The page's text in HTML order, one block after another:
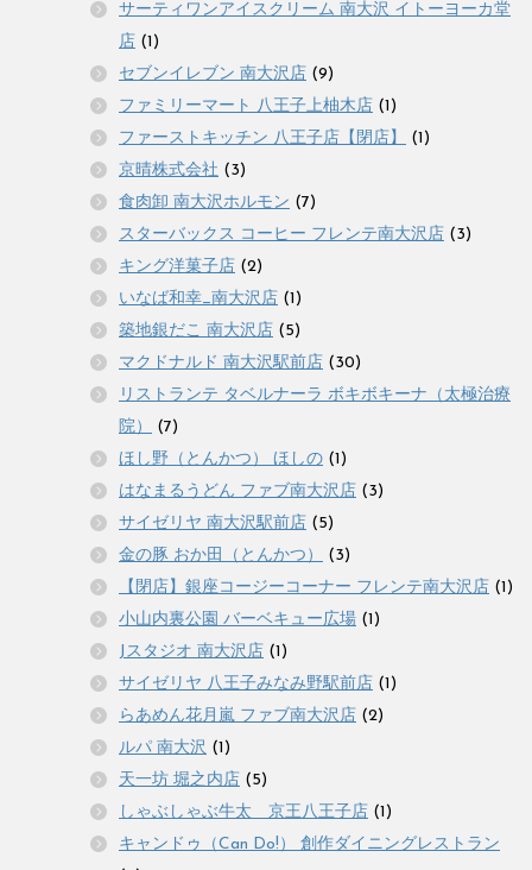
サーティワンアイスクリーム 南大沢 イトーヨーカ堂
店 (1)
セブンイレブン 南大沢店 (9)
ファミリーマート 八王子上柚木店 (1)
ファーストキッチン 八王子店【閉店】
(1)
京晴株式会社 (3)
食肉卸 南大沢ホルモン (7)
スターバックス コーヒー フレンテ南大沢店 (3)
キング洋菓子店 (2)
いなば和幸_南大沢店 (1)
築地銀だこ 南大沢店 (5)
マクドナルド 南大沢駅前店 (30)
リストランテ タベルナーラ ボキボキーナ（太極治療
院）
(7)
ほし野（とんかつ） ほしの (1)
はなまるうどん ファブ南大沢店 (3)
サイゼリヤ 南大沢駅前店 (5)
金の豚 おか田（とんかつ）
(3)
【閉店】銀座コージーコーナー フレンテ南大沢店 (1)
小山内裏公園 バーベキュー広場 (1)
Jスタジオ 南大沢店 (1)
サイゼリヤ 八王子みなみ野駅前店 (1)
らあめん花月嵐 ファブ南大沢店 (2)
ルパ 南大沢 (1)
天一坊 堀之内店 (5)
しゃぶしゃぶ牛太 京王八王子店 (1)
キャンドゥ（Can Do!） 創作ダイニングレストラン